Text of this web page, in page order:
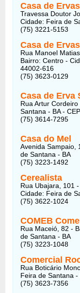
Casa de
Travessa Doutor
Cidade: Feira de
(75) 3221-5153
Casa de
Rua Manoel
Bairro: Centro -
44002-616
(75) 3623-0129
Casa de Erva
Rua Artur
Santana - BA -
(75) 3614-7295
Casa do Mel
Avenida Sampaio,
de Santana - BA
(75) 3223-1492
Cerealista
Rua Ubajara, 101
Cidade: Feira de
(75) 3622-1024
COMEB
Rua Maceió, 82 -
de Santana - BA
(75) 3223-1048
Comercial
Rua Boticário
Feira de Santana -
(75) 3623-7356